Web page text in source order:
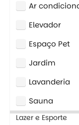
Ar
Elevador
Espaço Pet
Jardim
Lavanderia
Sauna
Lazer e Esporte